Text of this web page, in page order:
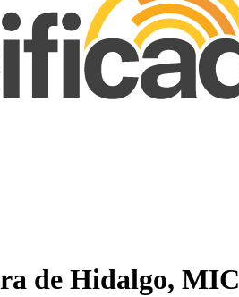
de Hidalgo, MIC